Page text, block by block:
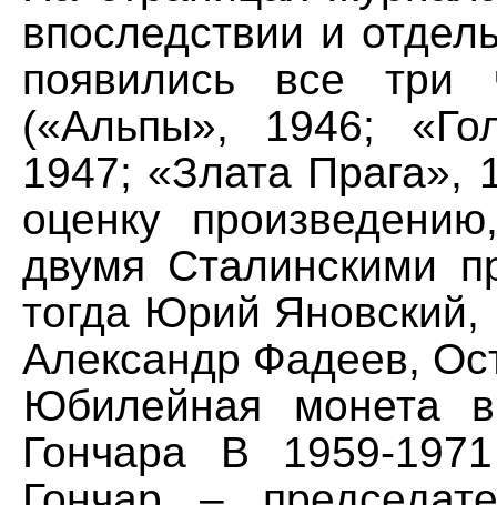
впоследствии и
появились все три
(«Альпы», 1946;
1947; «Злата Прага»,
оценку
двумя Сталинскими
тогда Юрий
Александр Фадеев,
Юбилейная монета
Гончара В 1959-